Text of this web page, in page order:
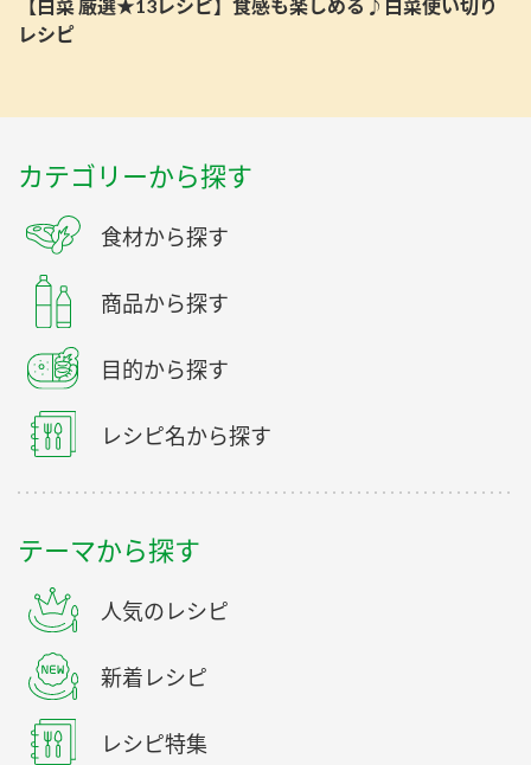
【白菜 厳選★13レシピ】食感も楽しめる♪白菜使い切り
レシピ
カテゴリーから探す
食材から探す
商品から探す
目的から探す
レシピ名から探す
テーマから探す
人気のレシピ
新着レシピ
レシピ特集